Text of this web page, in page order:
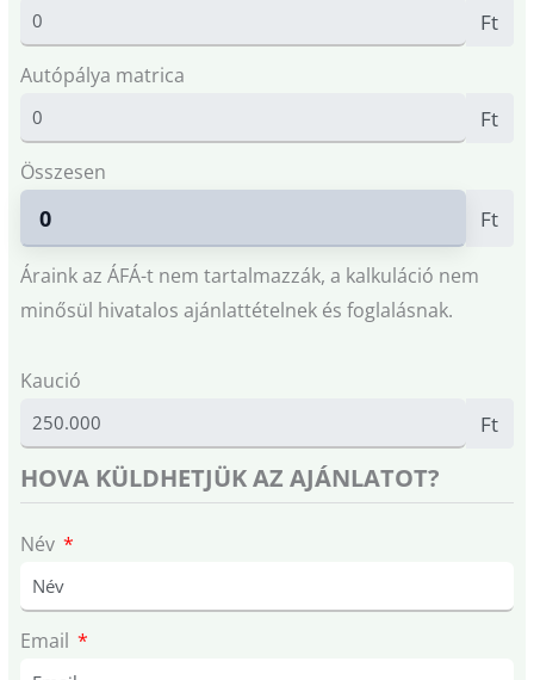
Ft
Autópálya matrica
Ft
Összesen
Ft
Áraink az ÁFÁ-t nem tartalmazzák, a kalkuláció nem
minősül hivatalos ajánlattételnek és foglalásnak.
Kaució
Ft
HOVA KÜLDHETJÜK AZ AJÁNLATOT?
Név
Email